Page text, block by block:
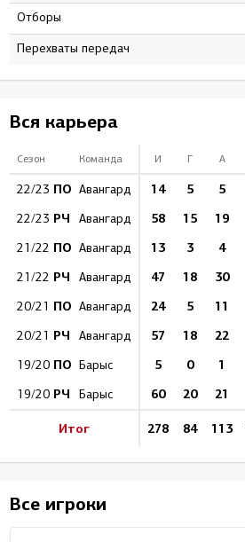
Отборы
Перехваты передач
Вся карьера
Сезон Команда И Г А
22/23 ПО Авангард 14 5 5
22/23 РЧ Авангард 58 15 19
21/22 ПО Авангард 13 3 4
21/22 РЧ Авангард 47 18 30
20/21 ПО Авангард 24 5 11
20/21 РЧ Авангард 57 18 22
19/20 ПО Барыс 5 0 1
19/20 РЧ Барыс 60 20 21
Итог 278 84 113
Все игроки